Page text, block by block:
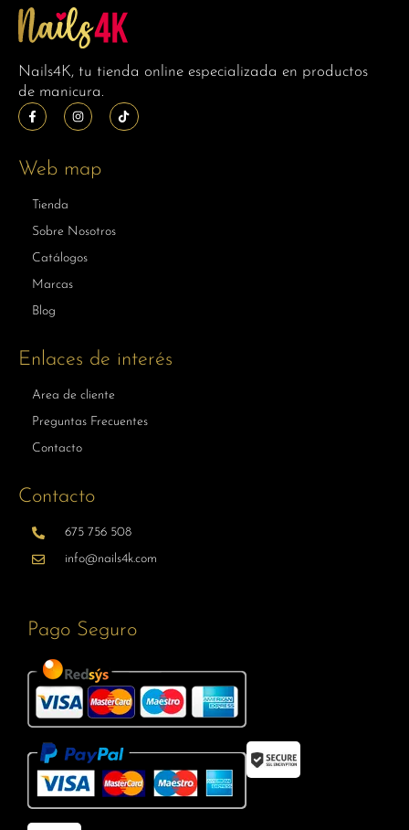
Nails4K, tu tienda online especializada en productos
de manicura.
Web map
Tienda
Sobre Nosotros
Catálogos
Marcas
Blog
Enlaces de interés
Area de cliente
Preguntas Frecuentes
Contacto
Contacto
675 756 508
info@nails4k.com
Pago Seguro